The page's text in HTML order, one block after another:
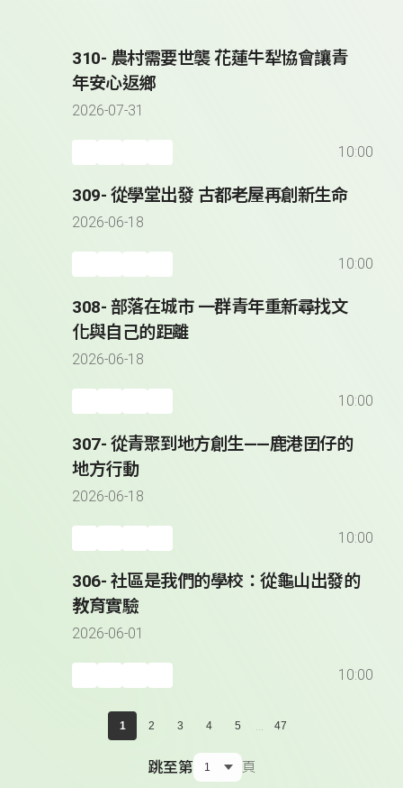
310- 農村需要世襲 花蓮牛犁協會讓青
年安心返鄉
2026-07-31
10:00
309- 從學堂出發 古都老屋再創新生命
2026-06-18
10:00
308- 部落在城市 一群青年重新尋找文
化與自己的距離
2026-06-18
10:00
307- 從青聚到地方創生——鹿港囝仔的
地方行動
2026-06-18
10:00
306- 社區是我們的學校：從龜山出發的
教育實驗
2026-06-01
10:00
1 2 3 4 5 ... 47
跳至第 頁